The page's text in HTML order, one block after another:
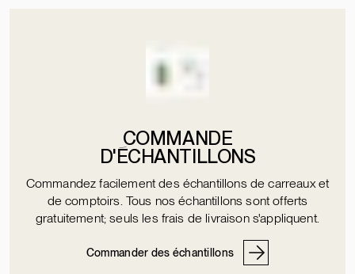
COMMANDE
D'ÉCHANTILLONS
Commandez facilement des échantillons de carreaux et
de comptoirs. Tous nos échantillons sont offerts
gratuitement; seuls les frais de livraison s'appliquent.
Commander des échantillons